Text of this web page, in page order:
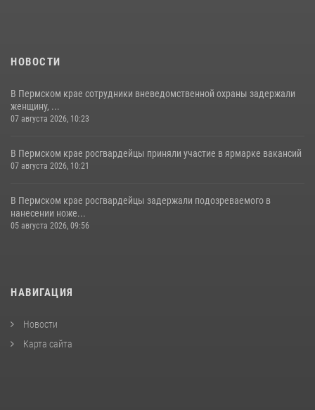
НОВОСТИ
В Пермском крае сотрудники вневедомственной охраны задержали
женщину, ...
07 августа 2026, 10:23
В Пермском крае росгвардейцы приняли участие в ярмарке вакансий
07 августа 2026, 10:21
В Пермском крае росгвардейцы задержали подозреваемого в
нанесении ноже...
05 августа 2026, 09:56
НАВИГАЦИЯ
Новости
Карта сайта